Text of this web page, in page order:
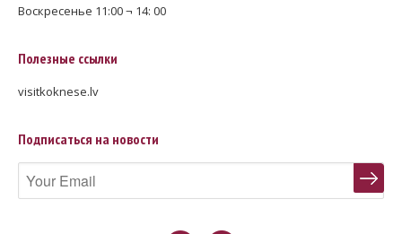
Воскресенье 11:00 ¬ 14: 00
Полезные ссылки
visitkoknese.lv
Подписаться на новости